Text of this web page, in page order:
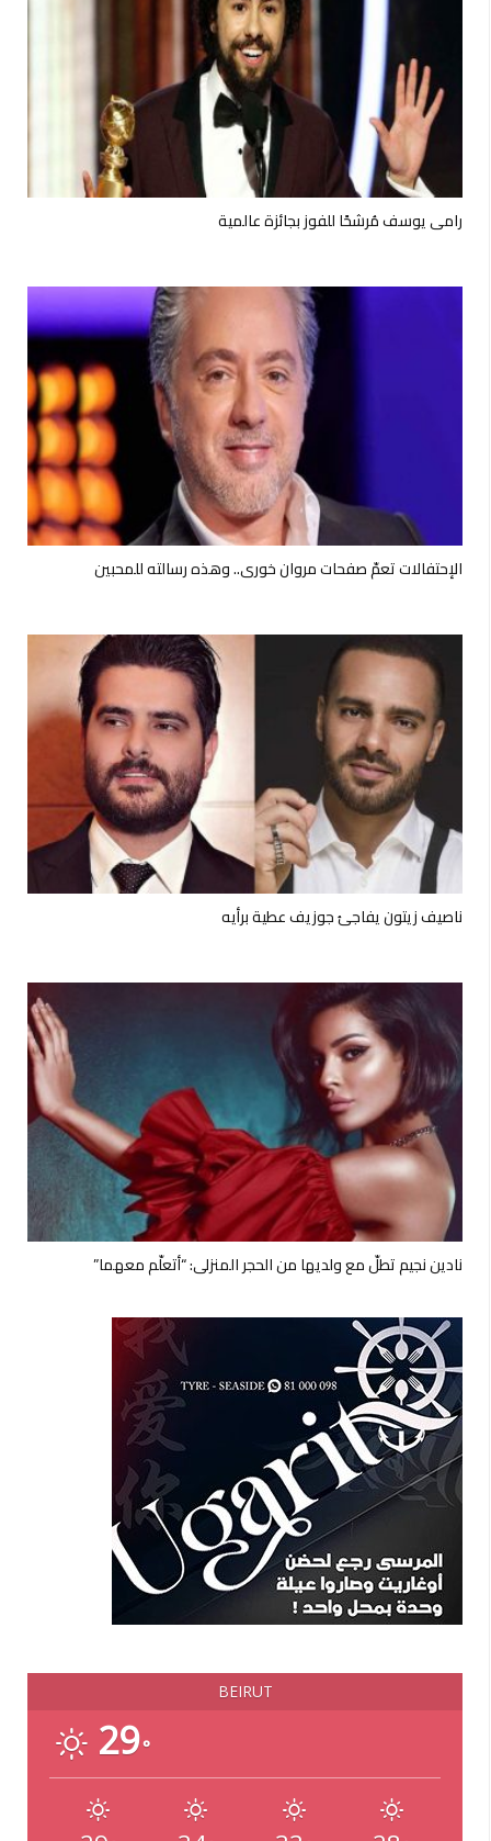
رامي يوسف مُرشحًا للفوز بجائزة عالمية
الإحتفالات تعمّ صفحات مروان خوري.. وهذه رسالته للمحبين
ناصيف زيتون يفاجئ جوزيف عطية برأيه
نادين نجيم تطلّ مع ولديها من الحجر المنزلي: “أتعلّم معهما”
BEIRUT
29°